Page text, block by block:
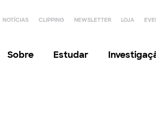
NOTÍCIAS CLIPPING NEWSLETTER LOJA
Sobre Estudar